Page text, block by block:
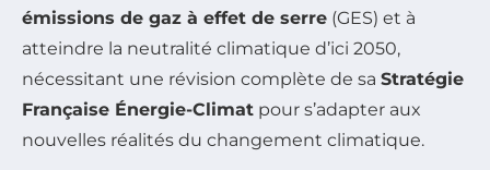
émissions de gaz à effet de serre (GES) et à
atteindre la neutralité climatique d’ici 2050,
nécessitant une révision complète de sa Stratégie
Française Énergie-Climat pour s’adapter aux
nouvelles réalités du changement climatique.